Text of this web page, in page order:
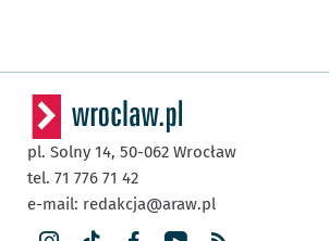
pl. Solny 14, 50-062 Wrocław
tel. 71 776 71 42
e-mail: redakcja@araw.pl